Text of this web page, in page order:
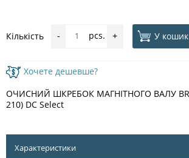
Кількість - pcs. + У кошик
Хочете дешевше?
ОЧИСНИЙ ШКРЕБОК МАГНІТНОГО ВАЛУ BR
210) DC Select
Характеристики